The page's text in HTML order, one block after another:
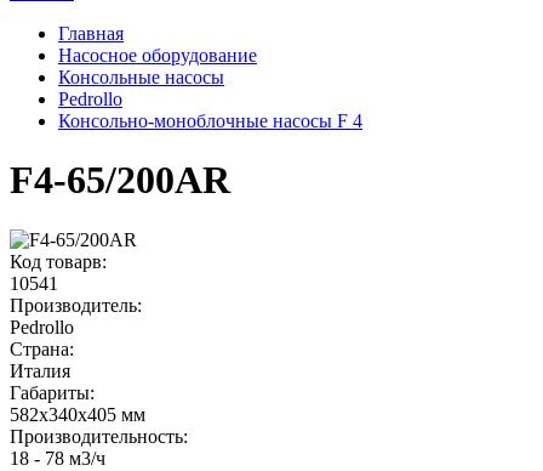
Главная
Насосное оборудование
Консольные насосы
Pedrollo
Консольно-моноблочные насосы F 4
F4-65/200AR
Код товарв:
10541
Производитель:
Pedrollo
Страна:
Италия
Габариты:
582x340x405 мм
Производительность:
18 - 78 м3/ч